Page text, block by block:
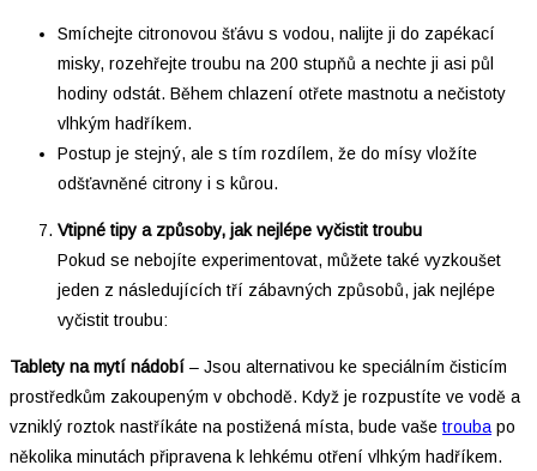
Smíchejte citronovou šťávu s vodou, nalijte ji do zapékací
misky, rozehřejte troubu na 200 stupňů a nechte ji asi půl
hodiny odstát. Během chlazení otřete mastnotu a nečistoty
vlhkým hadříkem.
Postup je stejný, ale s tím rozdílem, že do mísy vložíte
odšťavněné citrony i s kůrou.
Vtipné tipy a způsoby, jak nejlépe vyčistit troubu
Pokud se nebojíte experimentovat, můžete také vyzkoušet
jeden z následujících tří zábavných způsobů, jak nejlépe
vyčistit troubu:
Tablety na mytí nádobí –⁠ Jsou alternativou ke speciálním čisticím
prostředkům zakoupeným v obchodě. Když je rozpustíte ve vodě a
vzniklý roztok nastříkáte na postižená místa, bude vaše troubapo
několika minutách připravena k lehkému otření vlhkým hadříkem.